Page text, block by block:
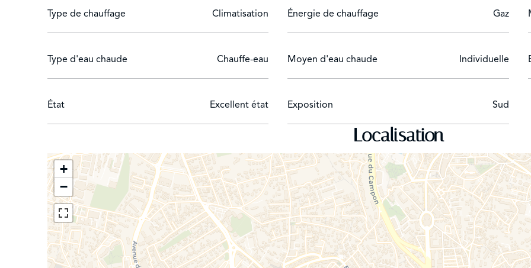
Type de chauffage Climatisation Énergie de chauffage Gaz
Type d'eau chaude Chauffe-eau Moyen d'eau chaude Individuelle
État Excellent état Exposition Sud
Localisation
+
−